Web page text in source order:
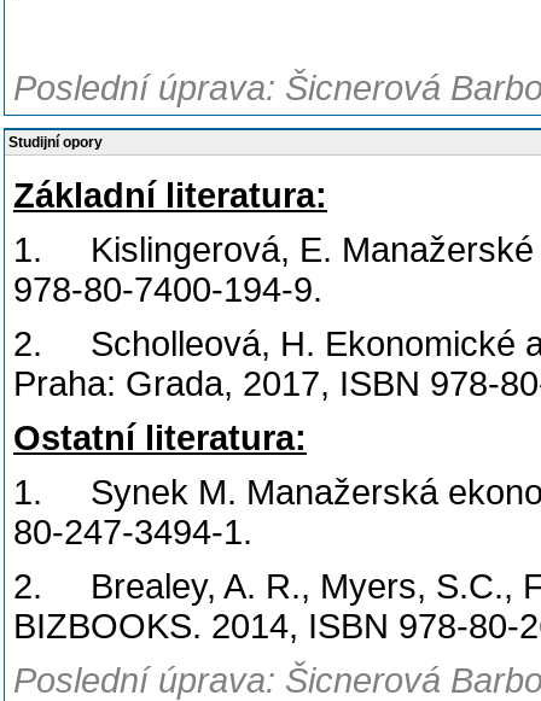
Poslední úprava: Šicnerová
Studijní opory
Základní literatura:
1. Kislingerová, E. Manažerské
978-80-7400-194-9.
2. Scholleová, H. Ekonomické
Praha: Grada, 2017, ISBN 978-
Ostatní literatura:
1. Synek M. Manažerská
80-247-3494-1.
2. Brealey, A. R., Myers, S.C.,
BIZBOOKS. 2014, ISBN 978-80-
Poslední úprava: Šicnerová